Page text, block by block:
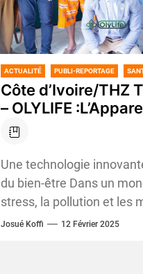
ACTUALITÉ PUBLI-REPORTAGE
Côte d’Ivoire/THZ
– OLYLIFE
révolutionnaire
votre santé
Une technologie
du bien-être Dans un
stress, la pollution et les
habitudes de vie
Josué Koffi 12 Février 2025